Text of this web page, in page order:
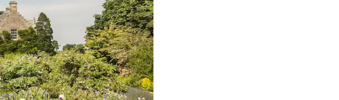
nahor a nadol alebo ich preskúmať pomocou dotykových gest či potiahnutia prstom.